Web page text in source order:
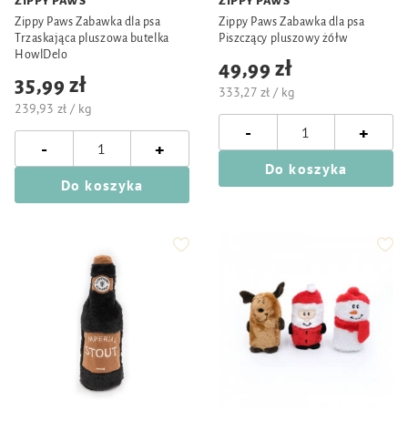
Zippy Paws Zabawka dla psa
Trzaskająca pluszowa butelka
HowlDelo
35,99 zł
239,93 zł / kg
- +
Do koszyka
Zippy Paws Zabawka dla psa
Piszczący pluszowy żółw
49,99 zł
333,27 zł / kg
- +
Do koszyka